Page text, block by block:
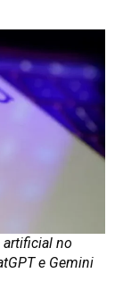
artificial no
e Gemini